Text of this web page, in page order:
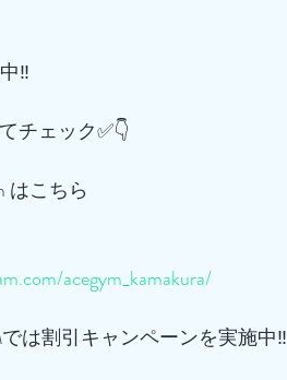
‼️
チェック✅👇
はこちら
acegym_kamakura/
は割引キャンペーンを実施中‼️